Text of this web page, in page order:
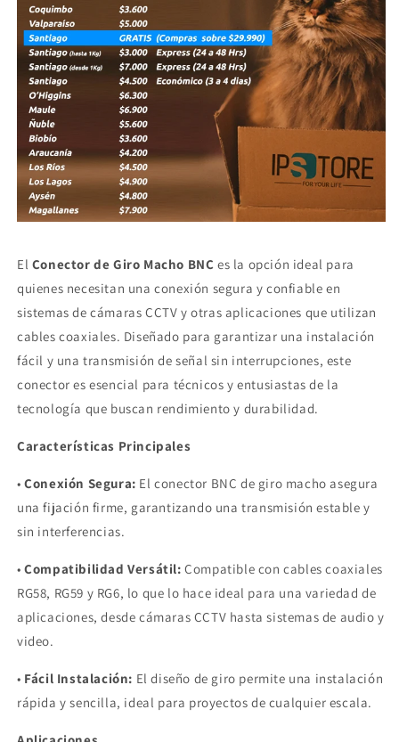
El Conector de Giro Macho BNC es la opción ideal para
quienes necesitan una conexión segura y confiable en
sistemas de cámaras CCTV y otras aplicaciones que utilizan
cables coaxiales. Diseñado para garantizar una instalación
fácil y una transmisión de señal sin interrupciones, este
conector es esencial para técnicos y entusiastas de la
tecnología que buscan rendimiento y durabilidad.
Características Principales
• Conexión Segura: El conector BNC de giro macho asegura
una fijación firme, garantizando una transmisión estable y
sin interferencias.
• Compatibilidad Versátil: Compatible con cables coaxiales
RG58, RG59 y RG6, lo que lo hace ideal para una variedad de
aplicaciones, desde cámaras CCTV hasta sistemas de audio y
video.
• Fácil Instalación: El diseño de giro permite una instalación
rápida y sencilla, ideal para proyectos de cualquier escala.